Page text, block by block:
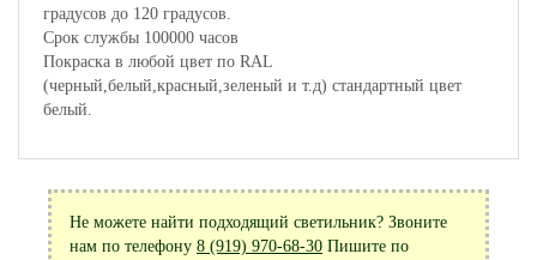
градусов до 120 градусов.
Срок службы 100000 часов
Покраска в любой цвет по RAL
(черный,белый,красный,зеленый и т.д) стандартный цвет
белый.
Не можете найти подходящий светильник? Звоните
нам по телефону 8 (919) 970-68-30 Пишите по